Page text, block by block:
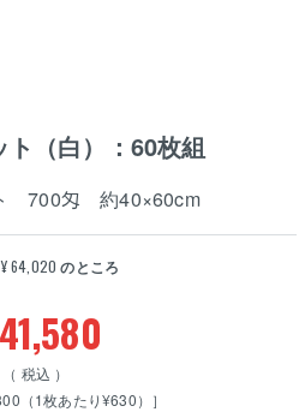
（白）：60枚組
700匁 約40×60cm
¥64,020 のところ
41,580
税込
（1枚あたり¥630）］